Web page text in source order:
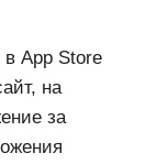
App Store
на
за